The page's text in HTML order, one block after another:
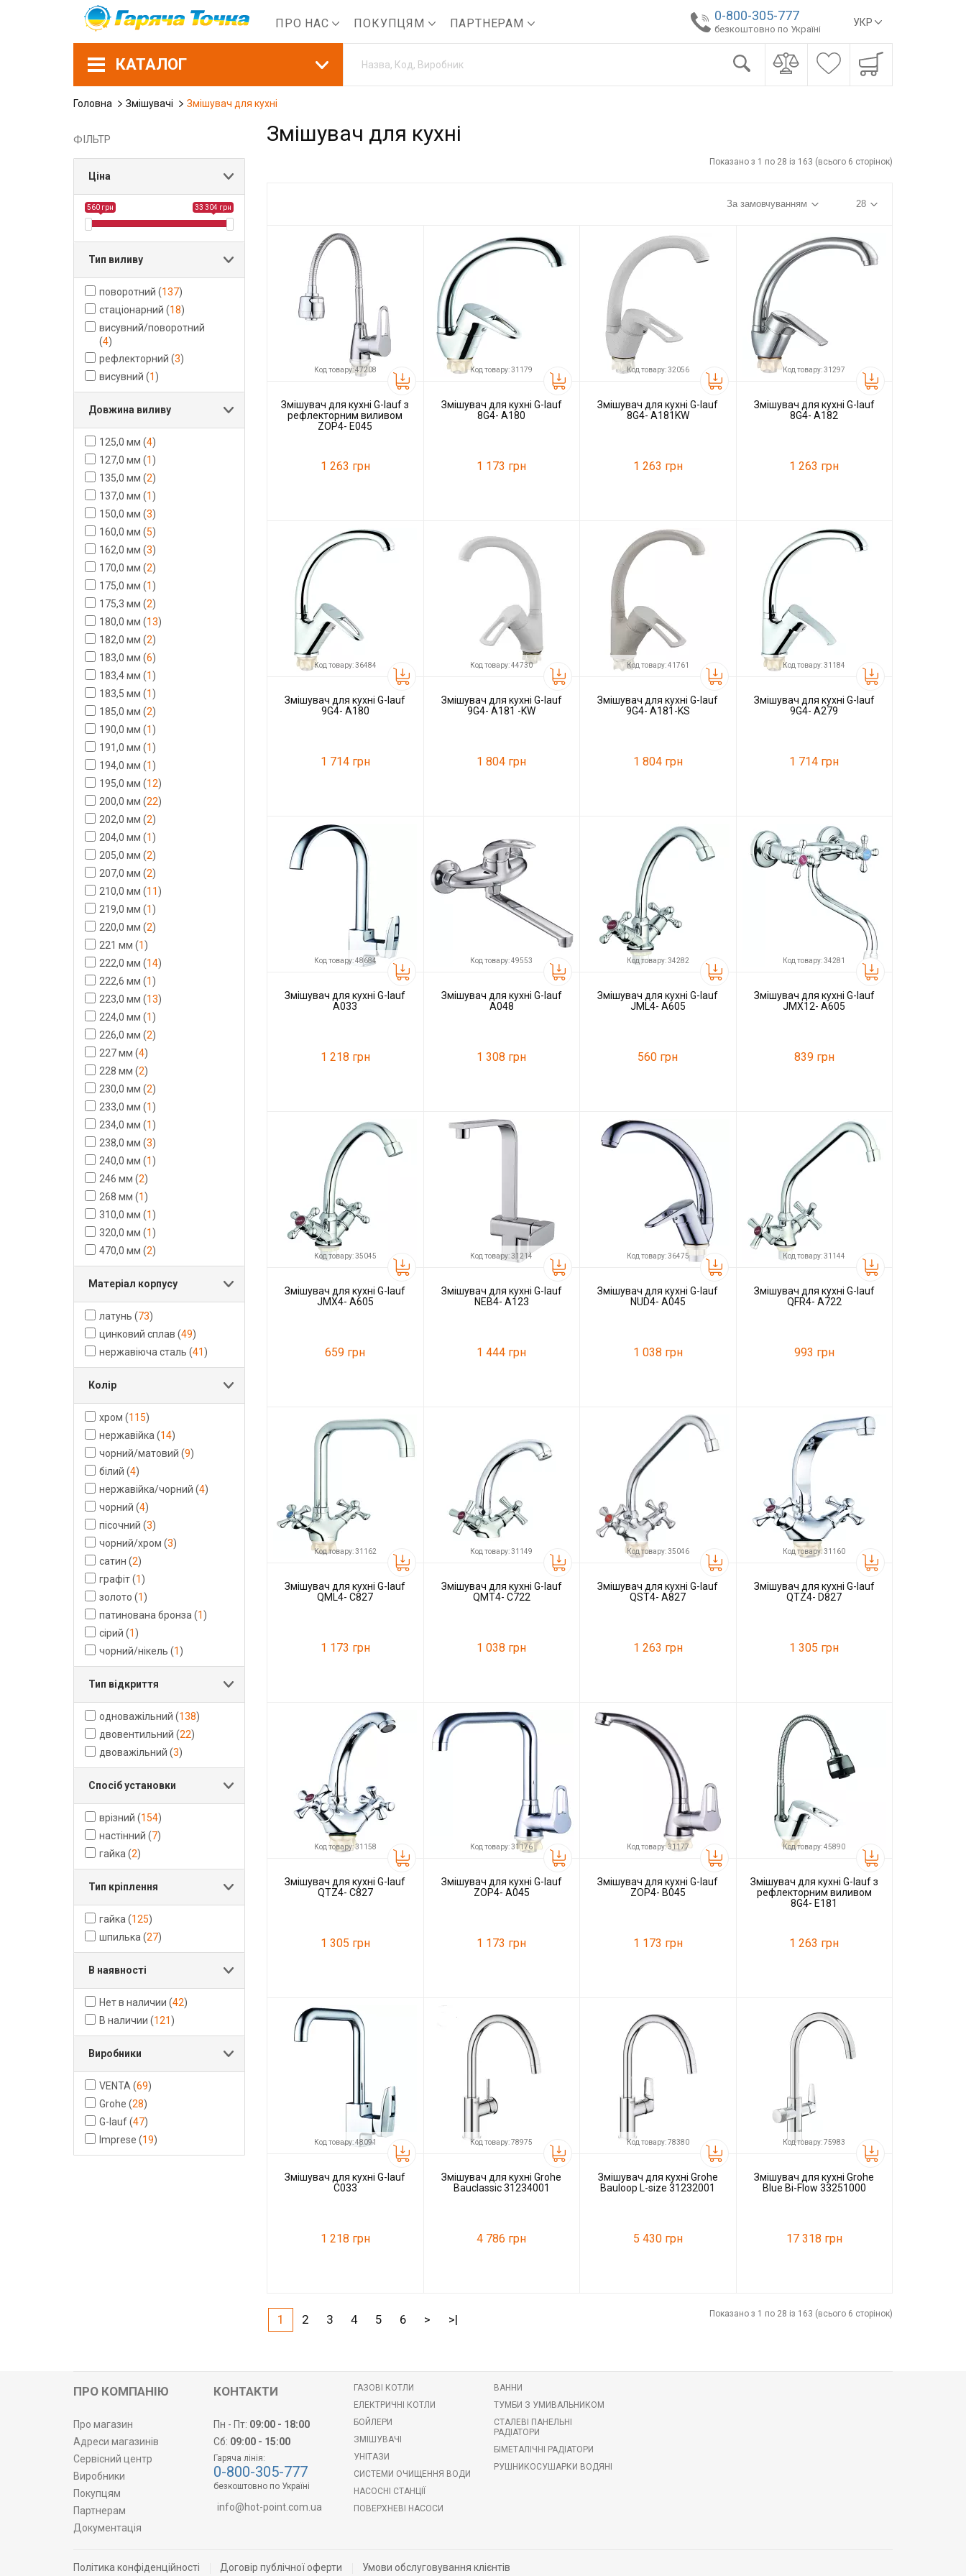
ПРО НАС ПОКУПЦЯМ ПАРТНЕРАМ УКР
0-800-305-777
безкоштовно по Україні
КАТАЛОГ
Головна Змішувачі Змішувач для кухні
ФІЛЬТР
Ціна
560 грн 33 304 грн
Тип виливу
поворотний (137)
стаціонарний (18)
висувний/поворотний
(4)
рефлекторний (3)
висувний (1 )
Довжина виливу
125,0 мм (4)
127,0 мм (1 )
135,0 мм (2)
137,0 мм (1 )
150,0 мм (3)
160,0 мм (5)
162,0 мм (3)
170,0 мм (2)
175,0 мм (1 )
175,3 мм (2)
180,0 мм (13)
182,0 мм (2)
183,0 мм (6)
183,4 мм (1 )
183,5 мм (1 )
185,0 мм (2)
190,0 мм (1 )
191,0 мм (1 )
194,0 мм (1 )
195,0 мм (12)
200,0 мм (22)
202,0 мм (2)
204,0 мм (1 )
205,0 мм (2)
207,0 мм (2)
210,0 мм (11 )
219,0 мм (1 )
220,0 мм (2)
221 мм (1 )
222,0 мм (14)
222,6 мм (1 )
223,0 мм (13)
224,0 мм (1 )
226,0 мм (2)
227 мм (4)
228 мм (2)
230,0 мм (2)
233,0 мм (1 )
234,0 мм (1 )
238,0 мм (3)
240,0 мм (1 )
246 мм (2)
268 мм (1 )
310,0 мм (1 )
320,0 мм (1 )
470,0 мм (2)
Матеріал корпусу
латунь (73)
цинковий сплав (49)
нержавіюча сталь (41 )
Колір
хром (115)
нержавійка (14)
чорний/матовий (9)
білий (4)
нержавійка/чорний (4)
чорний (4)
пісочний (3)
чорний/хром (3)
сатин (2)
графіт(1 )
золото (1 )
патинована бронза (1 )
сірий (1 )
чорний/нікель (1 )
Тип відкриття
одноважільний (138)
двовентильний (22)
двоважільний (3)
Спосіб установки
врізний (154)
настінний (7)
гайка (2)
Тип кріплення
гайка (125)
шпилька (27)
В наявності
Нет в наличии (42)
В наличии (121 )
Виробники
VENTA (69)
Grohe (28)
G-lauf(47)
Imprese (19)
Змішувач для кухні
Показано з 1 по 28 із 163 (всього 6 сторінок)
Код товару: 47208
Змішувач для кухні G-lauf з
рефлекторним виливом
ZOP4- E045
1 263 грн
Код товару: 31179
Змішувач для кухні G-lauf
8G4- A180
1 173 грн
Код товару: 32056
Змішувач для кухні G-lauf
8G4- A181KW
1 263 грн
Код товару: 31297
Змішувач для кухні G-lauf
8G4- A182
1 263 грн
Код товару: 36484
Змішувач для кухні G-lauf
9G4- A180
1 714 грн
Код товару: 44730
Змішувач для кухні G-lauf
9G4- A181 -KW
1 804 грн
Код товару: 41761
Змішувач для кухні G-lauf
9G4- A181-KS
1 804 грн
Код товару: 31184
Змішувач для кухні G-lauf
9G4- A279
1 714 грн
Код товару: 48684
Змішувач для кухні G-lauf
A033
1 218 грн
Код товару: 49553
Змішувач для кухні G-lauf
A048
1 308 грн
Виробник
Код товару: 34282
Змішувач для кухні G-lauf
JML4- A605
560 грн
Виробник
Код товару: 34281
Змішувач для кухні G-lauf
JMX12- A605
839 грн
Код товару: 35045
Змішувач для кухні G-lauf
JMX4- A605
659 грн
Код товару: 31214
Змішувач для кухні G-lauf
NEB4- A123
1 444 грн
Код товару: 36475
Змішувач для кухні G-lauf
NUD4- A045
1 038 грн
Код товару: 31144
Змішувач для кухні G-lauf
QFR4- A722
993 грн
G-lauf
Код товару: 31162
Змішувач для кухні G-lauf
QML4- C827
1 173 грн
Код товару: 31149
Змішувач для кухні G-lauf
QMT4- C722
1 038 грн
Виробник
Код товару: 35046
Змішувач для кухні G-lauf
QST4- A827
1 263 грн
Виробник
Код товару: 31160
Змішувач для кухні G-lauf
QTZ4- D827
1 305 грн
Код товару: 31158
Змішувач для кухні G-lauf
QTZ4- С827
1 305 грн
Виробник
Код товару: 31176
Змішувач для кухні G-lauf
ZOP4- A045
1 173 грн
Код товару: 31177
Змішувач для кухні G-lauf
ZOP4- B045
1 173 грн
Код товару: 45890
Змішувач для кухні G-lauf з
рефлекторним виливом
8G4- E181
1 263 грн
Код товару: 48091
Змішувач для кухні G-lauf
С033
1 218 грн
Код товару: 78975
Змішувач для кухні Grohe
Bauclassic 31234001
4 786 грн
Код товару: 78380
Змішувач для кухні Grohe
Bauloop L-size 31232001
5 430 грн
Код товару: 75983
Змішувач для кухні Grohe
Blue Bi-Flow 33251000
17 318 грн
1 2 3 4 5 6 > >| Показано з 1 по 28 із 163 (всього 6 сторінок)
ПРО КОМПАНІЮ
Про магазин
Адреси магазинів
Сервісний центр
Виробники
Покупцям
Партнерам
Документація
КОНТАКТИ
Пн - Пт: 09:00 - 18:00
Сб: 09:00 - 15:00
Гаряча лінія:
0-800-305-777
безкоштовно по Україні
info@hot-point.com.ua
ГАЗОВІ КОТЛИ
ЕЛЕКТРИЧНІ КОТЛИ
БОЙЛЕРИ
ЗМІШУВАЧІ
УНІТАЗИ
СИСТЕМИ ОЧИЩЕННЯ ВОДИ
НАСОСНІ СТАНЦІЇ
ПОВЕРХНЕВІ НАСОСИ
ВАННИ
ТУМБИ З УМИВАЛЬНИКОМ
СТАЛЕВІ ПАНЕЛЬНІ
РАДІАТОРИ
БІМЕТАЛІЧНІ РАДІАТОРИ
РУШНИКОСУШАРКИ ВОДЯНІ
Політика конфіденційності Договір публічної оферти Умови обслуговування клієнтів